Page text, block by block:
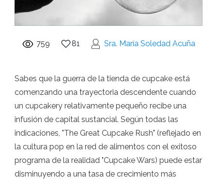
759 81 Sra. María Soledad Acuña
Sabes que la guerra de la tienda de cupcake está
comenzando una trayectoria descendente cuando
un cupcakery relativamente pequeño recibe una
infusión de capital sustancial. Según todas las
indicaciones, "The Great Cupcake Rush" (reflejado en
la cultura pop en la red de alimentos con el exitoso
programa de la realidad "Cupcake Wars) puede estar
disminuyendo a una tasa de crecimiento más